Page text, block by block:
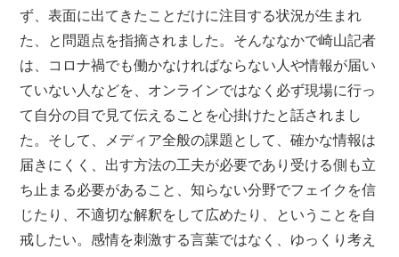
ず、表面に出てきたことだけに注目する状況が生まれ
た、と問題点を指摘されました。そんななかで崎山記者
は、コロナ禍でも働かなければならない人や情報が届い
ていない人などを、オンラインではなく必ず現場に行っ
て自分の目で見て伝えることを心掛けたと話されまし
た。そして、メディア全般の課題として、確かな情報は
届きにくく、出す方法の工夫が必要であり受ける側も立
ち止まる必要があること、知らない分野でフェイクを信
じたり、不適切な解釈をして広めたり、ということを自
戒したい。感情を刺激する言葉ではなく、ゆっくり考え